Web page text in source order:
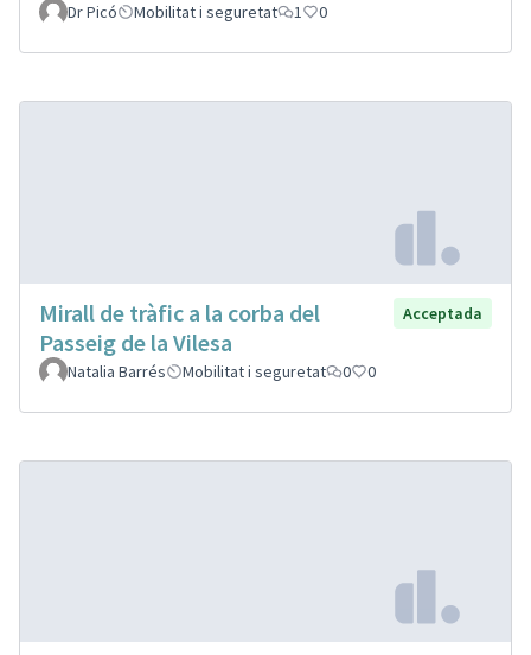
Dr Picó Mobilitat i seguretat 1 0
Mirall de tràfic a la corba del
Passeig de la Vilesa
Acceptada
Natalia Barrés Mobilitat i seguretat 0 0